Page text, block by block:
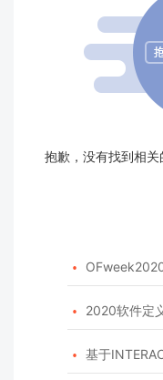
抱歉，没有找到相

 2020软件定
 基于